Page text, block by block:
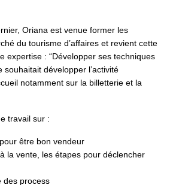
Oriana est venue former les
du tourisme d’affaires et revient cette
expertise : “Développer ses techniques
souhaitait développer l’activité
notamment sur la billetterie et la
travail sur :
être bon vendeur
la vente, les étapes pour déclencher
des process